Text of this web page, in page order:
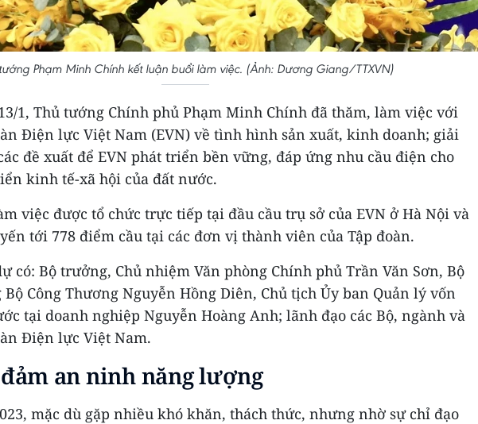
Phạm Minh Chính kết luận buổi làm việc. (Ảnh: Dương Giang/TTXVN)
1, Thủ tướng Chính phủ Phạm Minh Chính đã thăm, làm việc với
Điện lực Việt Nam (EVN) về tình hình sản xuất, kinh doanh; giải
đề xuất để EVN phát triển bền vững, đáp ứng nhu cầu điện cho
kinh tế-xã hội của đất nước.
việc được tổ chức trực tiếp tại đầu cầu trụ sở của EVN ở Hà Nội và
tới 778 điểm cầu tại các đơn vị thành viên của Tập đoàn.
có: Bộ trưởng, Chủ nhiệm Văn phòng Chính phủ Trần Văn Sơn, Bộ
Công Thương Nguyễn Hồng Diên, Chủ tịch Ủy ban Quản lý vốn
tại doanh nghiệp Nguyễn Hoàng Anh; lãnh đạo các Bộ, ngành và
Điện lực Việt Nam.
an ninh năng lượng
mặc dù gặp nhiều khó khăn, thách thức, nhưng nhờ sự chỉ đạo